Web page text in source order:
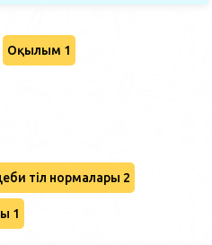
Оқылым 1
тіл нормалары 2
1